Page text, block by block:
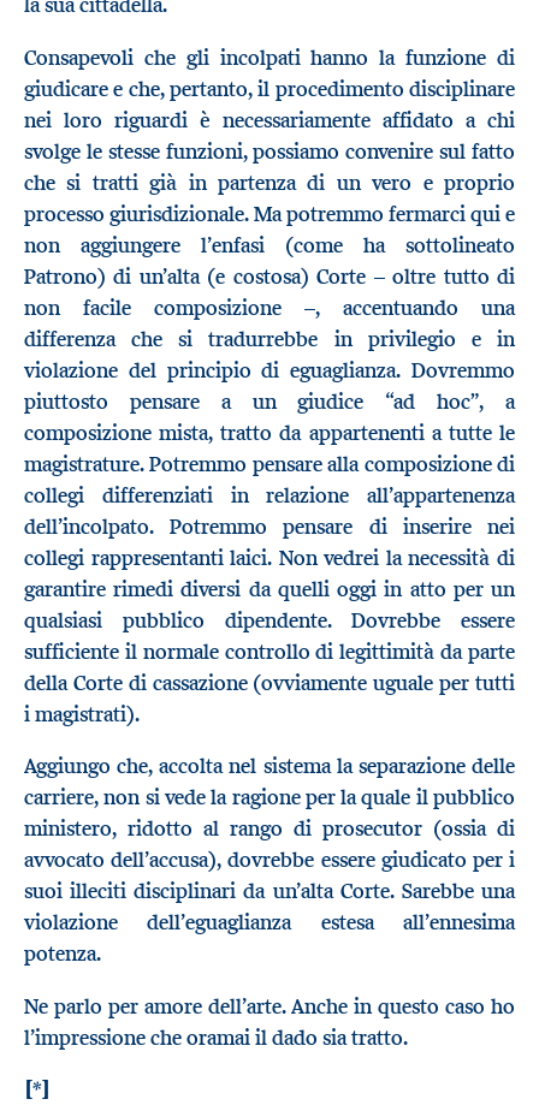
Consapevoli che gli incolpati hanno la funzione di
giudicare e che, pertanto, il procedimento disciplinare
nei loro riguardi è necessariamente affidato a chi
svolge le stesse funzioni, possiamo convenire sul fatto
che si tratti già in partenza di un vero e proprio
processo giurisdizionale. Ma potremmo fermarci qui e
non aggiungere l’enfasi (come ha sottolineato
Patrono) di un’alta (e costosa) Corte – oltre tutto di
non facile composizione –, accentuando una
differenza che si tradurrebbe in privilegio e in
violazione del principio di eguaglianza. Dovremmo
piuttosto pensare a un giudice “ad hoc”, a
composizione mista, tratto da appartenenti a tutte le
magistrature. Potremmo pensare alla composizione di
collegi differenziati in relazione all’appartenenza
dell’incolpato. Potremmo pensare di inserire nei
collegi rappresentanti laici. Non vedrei la necessità di
garantire rimedi diversi da quelli oggi in atto per un
qualsiasi pubblico dipendente. Dovrebbe essere
sufficiente il normale controllo di legittimità da parte
della Corte di cassazione (ovviamente uguale per tutti
i magistrati).
Aggiungo che, accolta nel sistema la separazione delle
carriere, non si vede la ragione per la quale il pubblico
ministero, ridotto al rango di prosecutor (ossia di
avvocato dell’accusa), dovrebbe essere giudicato per i
suoi illeciti disciplinari da un’alta Corte. Sarebbe una
violazione dell’eguaglianza estesa all’ennesima
potenza.
Ne parlo per amore dell’arte. Anche in questo caso ho
l’impressione che oramai il dado sia tratto.
[*]